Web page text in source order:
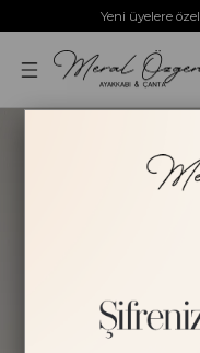
Yeni üyelere özel